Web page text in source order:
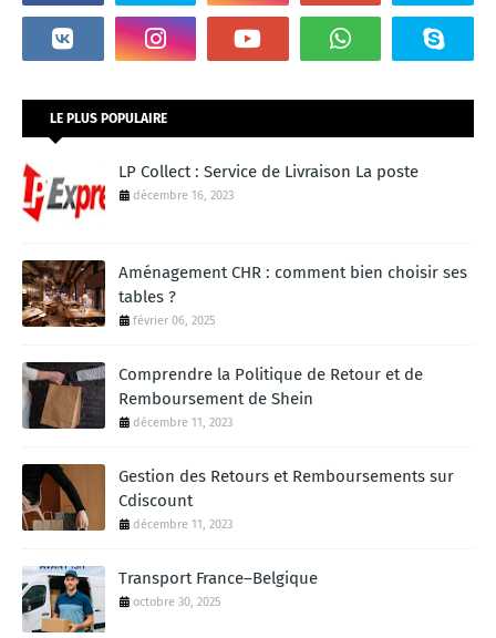
LE PLUS POPULAIRE
LP Collect : Service de Livraison La poste
décembre 16, 2023
Aménagement CHR : comment bien choisir ses
tables ?
février 06, 2025
Comprendre la Politique de Retour et de
Remboursement de Shein
décembre 11, 2023
Gestion des Retours et Remboursements sur
Cdiscount
décembre 11, 2023
Transport France–Belgique
octobre 30, 2025